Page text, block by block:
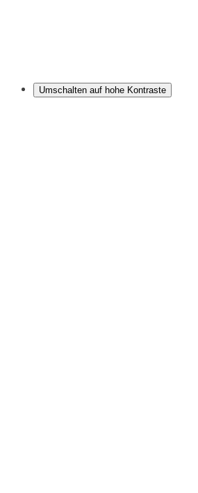
Umschalten auf hohe Kontraste